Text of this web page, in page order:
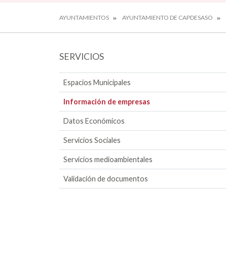
AYUNTAMIENTOS AYUNTAMIENTO DE CAPDESASO
SERVICIOS
Espacios Municipales
Información de empresas
Datos Económicos
Servicios Sociales
Servicios medioambientales
Validación de documentos